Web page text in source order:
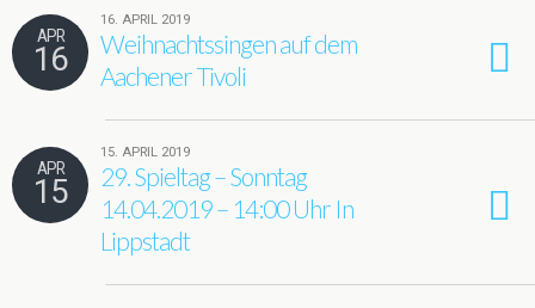
APR
16
16. APRIL 2019
Weihnachtssingen auf dem
Aachener Tivoli
APR
15
15. APRIL 2019
29. Spieltag – Sonntag
14.04.2019 – 14:00 Uhr In
Lippstadt